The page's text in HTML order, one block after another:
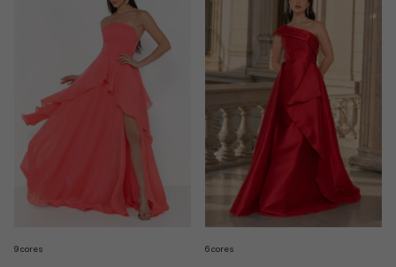
9 cores 6 cores